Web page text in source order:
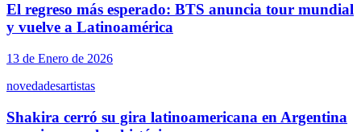
El regreso más esperado: BTS anuncia tour mundial
y vuelve a Latinoamérica
13 de Enero de 2026
novedadesartistas
Shakira cerró su gira latinoamericana en Argentina